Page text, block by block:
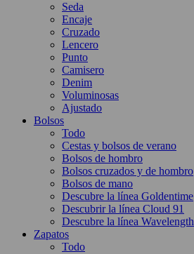
Seda
Encaje
Cruzado
Lencero
Punto
Camisero
Denim
Voluminosas
Ajustado
Bolsos
Todo
Cestas y bolsos de verano
Bolsos de hombro
Bolsos cruzados y de hombro
Bolsos de mano
Descubre la línea Goldentime
Descubrir la línea Cloud 91
Descubre la línea Wavelength
Zapatos
Todo